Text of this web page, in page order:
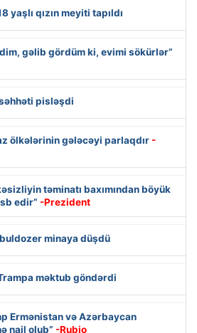
yaşlı qızın meyiti tapıldı
gəlib gördüm ki, evimi sökürlər”
pisləşdi
ölkələrinin gələcəyi parlaqdır -
təminatı baxımından böyük
edir” -Prezident
minaya düşdü
məktub göndərdi
Ermənistan və Azərbaycan
nail olub” -Rubio